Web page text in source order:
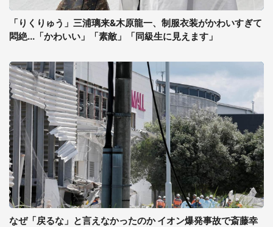
「りくりゅう」三浦璃来&木原龍一、制服衣装がかわいすぎて
悶絶...「かわいい」「素敵」「同級生に見えます」
なぜ「戻るな」と言えなかったのか イオン爆発事故で斎藤幸